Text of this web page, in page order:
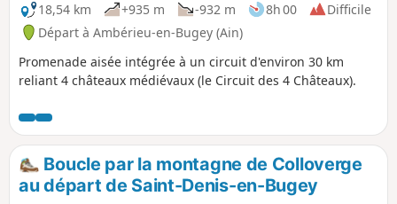
vue limités). Des bâtons sont
recommandés surtout par terrain
humide.
18,54 km
+935 m -932 m 8h 00
Difficile
Départ à Ambérieu-en-Bugey (Ain)
Promenade aisée intégrée à un circuit d'environ 30 km
reliant 4 châteaux médiévaux (le Circuit des 4 Châteaux).
Boucle par la montagne de Colloverge
au départ de Saint-Denis-en-Bugey